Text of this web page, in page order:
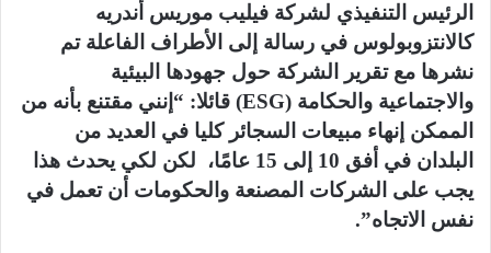
الرئيس التنفيذي لشركة فيليب موريس أندريه
كالانتزوبولوس في رسالة إلى الأطراف الفاعلة تم
نشرها مع تقرير الشركة حول جهودها البيئية
والاجتماعية والحكامة (ESG) قائلا: “إنني مقتنع بأنه من
الممكن إنهاء مبيعات السجائر كليا في العديد من
البلدان في أفق 10 إلى 15 عامًا، لكن لكي يحدث هذا
يجب على الشركات المصنعة والحكومات أن تعمل في
نفس الاتجاه”.